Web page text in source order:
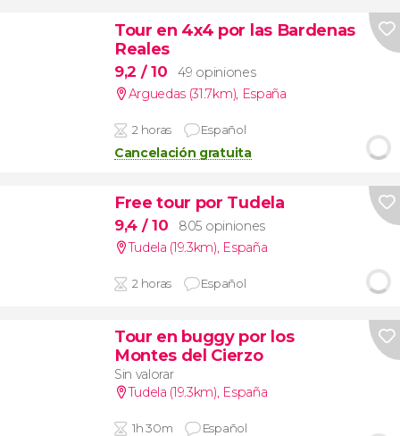
Tour en 4x4 por las Bardenas
Reales
9,2 / 10
49 opiniones
Arguedas (31.7km), España
2 horas Español
Cancelación gratuita
Free tour por Tudela
9,4 / 10
805 opiniones
Tudela (19.3km), España
2 horas Español
Tour en buggy por los
Montes del Cierzo
Sin valorar
Tudela (19.3km), España
1h 30m Español